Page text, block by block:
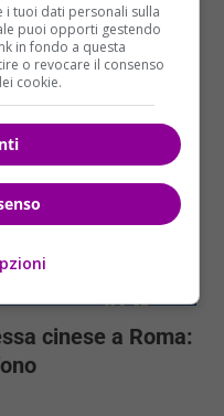
cinese a Roma:
tuoi dati personali sulla
puoi opporti gestendo
in fondo a questa
o revocare il consenso
cookie.